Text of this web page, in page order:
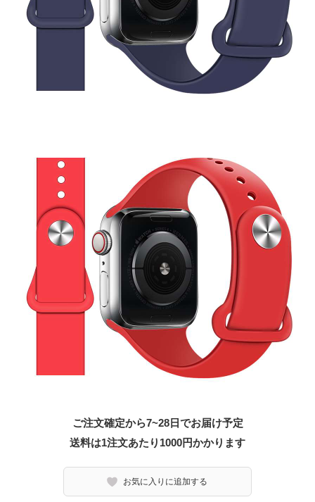
ご注文確定から7~28日でお届け予定
送料は1注文あたり 1000円かかります
お気に入りに追加する